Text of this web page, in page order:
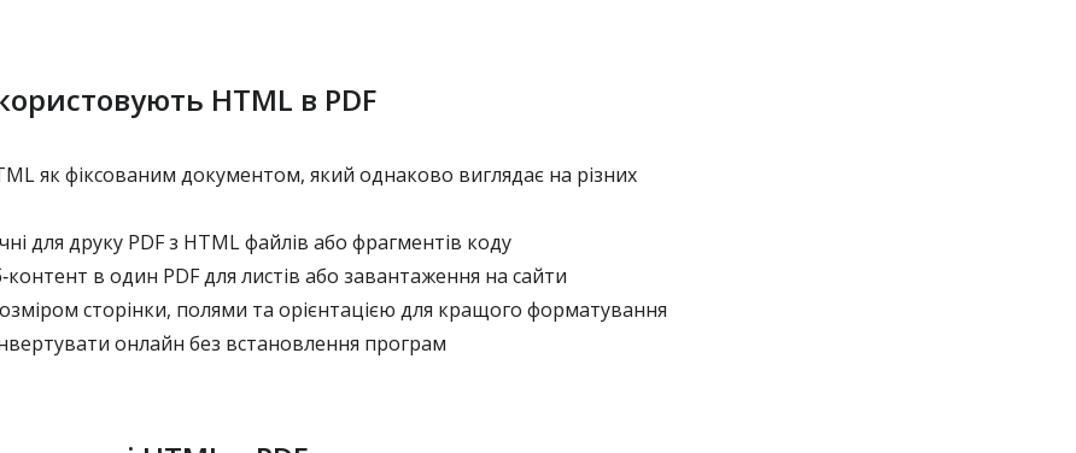
HTML в PDF
як фіксованим документом, який однаково виглядає на різних
для друку PDF з HTML файлів або фрагментів коду
в один PDF для листів або завантаження на сайти
сторінки, полями та орієнтацією для кращого форматування
онлайн без встановлення програм